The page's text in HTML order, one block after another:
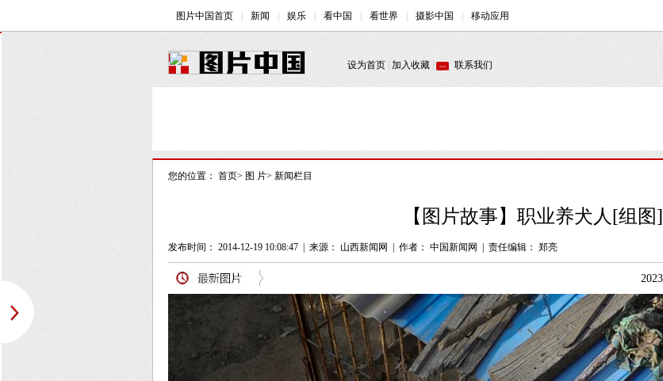
您的位置： 首页> 图 片> 新闻栏目
【图片故事】职业养犬人[组图]
发布时间： 2014-12-19 10:08:47 来源： 山西新闻网 作者： 中国新闻网 责任编辑： 郑亮